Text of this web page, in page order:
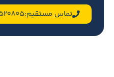
تماس مستقیم:09102520805